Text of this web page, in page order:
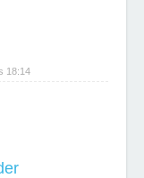
18:14